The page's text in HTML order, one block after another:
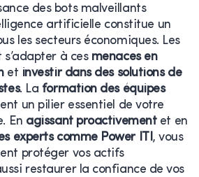
des bots malveillants
artificielle constitue un
les secteurs économiques. Les
à ces menaces en
et investir dans des solutions de
. La formation des équipes
un pilier essentiel de votre
En agissant proactivementet en
experts comme Power ITI , vous
protéger vos actifs
restaurer la confiance de vos